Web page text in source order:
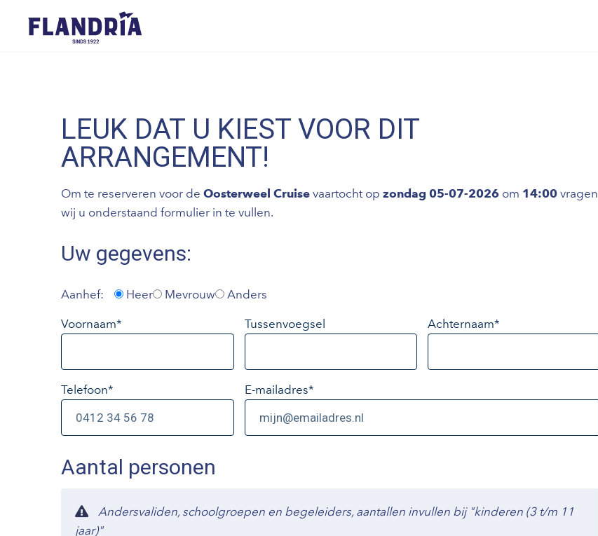
LEUK DAT U KIEST VOOR DIT
ARRANGEMENT!
Om te reserveren voor de Oosterweel Cruise vaartocht op zondag 05-07-2026 om 14:00 vragen
wij u onderstaand formulier in te vullen.
Uw gegevens:
Aanhef: Heer Mevrouw Anders
Voornaam* Tussenvoegsel Achternaam*
Telefoon* E-mailadres*
Aantal personen
Andersvaliden, schoolgroepen en begeleiders, aantallen invullen bij "kinderen (3 t/m 11
jaar)"